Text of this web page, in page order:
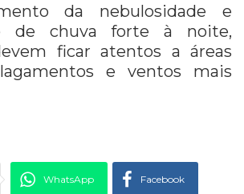
da nebulosidade e
de chuva forte à noite,
ficar atentos a áreas
e ventos mais
WhatsApp Facebook